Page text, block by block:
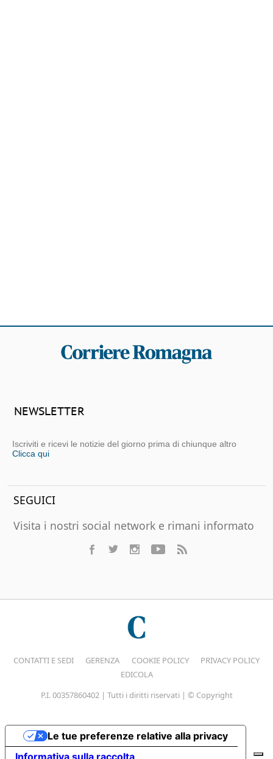
NEWSLETTER
Iscriviti e ricevi le notizie del giorno prima di chiunque altro
Clicca qui
SEGUICI
Visita i nostri social network e rimani informato
CONTATTI E SEDI GERENZA COOKIE POLICY
PRIVACY POLICY
EDICOLA
P.I. 00357860402 | Tutti i diritti riservati | © Copyright
Le tue preferenze relative alla privacy